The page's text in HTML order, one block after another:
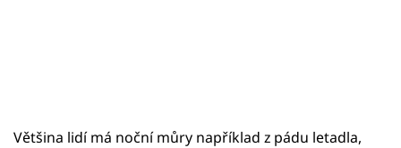
Většina lidí má noční můry například z pádu letadla,